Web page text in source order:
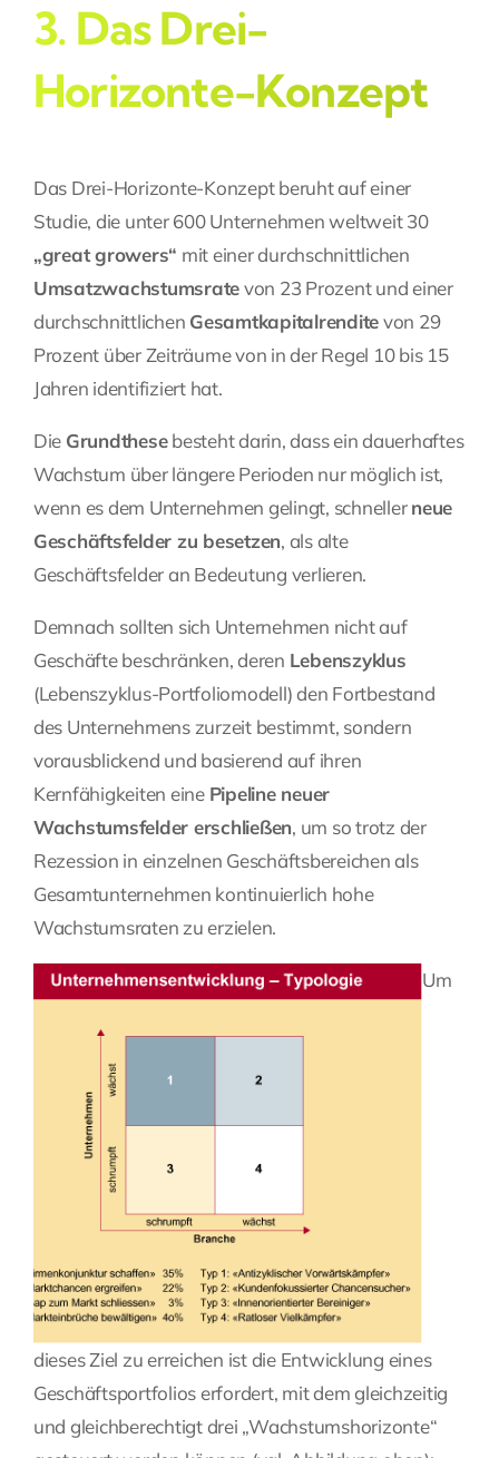
3. Das Drei-
Horizonte-Konzept
Das Drei-Horizonte-Konzept beruht auf einer
Studie, die unter 600 Unternehmen weltweit 30
„great growers“ mit einer durchschnittlichen
Umsatzwachstumsratevon 23 Prozent und einer
durchschnittlichen Gesamtkapitalrenditevon 29
Prozent über Zeiträume von in der Regel 10 bis 15
Jahren identifiziert hat.
Die Grundthesebesteht darin, dass ein dauerhaftes
Wachstum über längere Perioden nur möglich ist,
wenn es dem Unternehmen gelingt, schnellerneue
Geschäftsfelder zu besetzen, als alte
Geschäftsfelder an Bedeutung verlieren.
Demnach sollten sich Unternehmen nicht auf
Geschäfte beschränken, deren Lebenszyklus
(Lebenszyklus-Portfoliomodell) den Fortbestand
des Unternehmens zurzeit bestimmt, sondern
vorausblickend und basierend auf ihren
Kernfähigkeiten eine Pipeline neuer
Wachstumsfelder erschließen, um so trotz der
Rezession in einzelnen Geschäftsbereichen als
Gesamtunternehmen kontinuierlich hohe
Wachstumsraten zu erzielen.
Um
dieses Ziel zu erreichen ist die Entwicklung eines
Geschäftsportfolios erfordert, mit dem gleichzeitig
und gleichberechtigt drei „Wachstumshorizonte“